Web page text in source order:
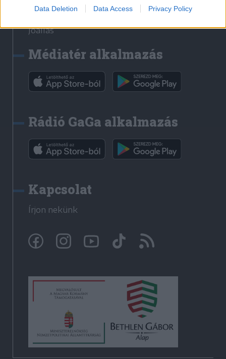
Data Deletion Data Access Privacy Policy
Jóállás
Médiatér alkalmazás
Rádió GaGa alkalmazás
Kapcsolat
Írjon nekünk